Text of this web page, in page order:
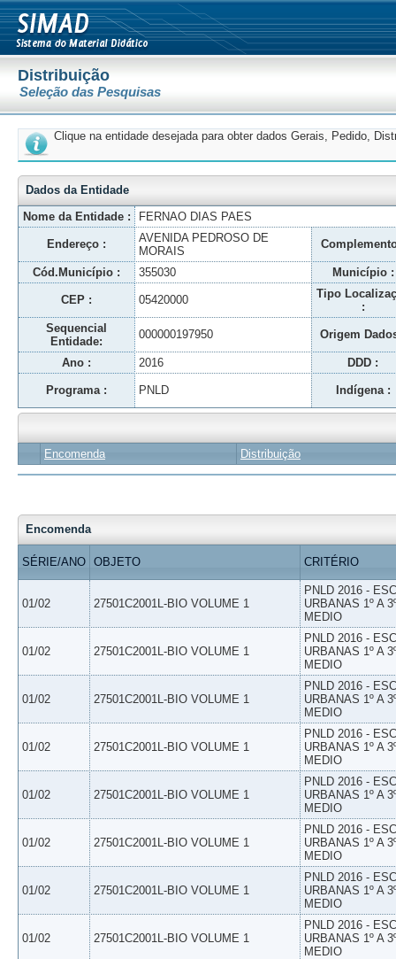
Distribuição
Seleção das Pesquisas
Clique na entidade desejada para obter dados Gerais, Pedido,
Dados da Entidade
Nome da Entidade :
FERNAO DIAS PAES
Endereço :
AVENIDA PEDROSO DE
MORAIS
Cód.Município : 355030 Município :
CEP : 05420000
Tipo
:
Sequencial
Entidade:
000000197950 Origem
Ano : 2016 DDD :
Programa : PNLD Indígena :
Encomenda Distribuição
Encomenda
SÉRIE/ANO OBJETO CRITÉRIO
01/02 27501C2001L-BIO VOLUME 1
PNLD 2016 -
URBANAS 1º A
MEDIO
01/02 27501C2001L-BIO VOLUME 1
PNLD 2016 -
URBANAS 1º A
MEDIO
01/02 27501C2001L-BIO VOLUME 1
PNLD 2016 -
URBANAS 1º A
MEDIO
01/02 27501C2001L-BIO VOLUME 1
PNLD 2016 -
URBANAS 1º A
MEDIO
01/02 27501C2001L-BIO VOLUME 1
PNLD 2016 -
URBANAS 1º A
MEDIO
01/02 27501C2001L-BIO VOLUME 1
PNLD 2016 -
URBANAS 1º A
MEDIO
01/02 27501C2001L-BIO VOLUME 1
PNLD 2016 -
URBANAS 1º A
MEDIO
01/02 27501C2001L-BIO VOLUME 1
PNLD 2016 -
URBANAS 1º A
MEDIO